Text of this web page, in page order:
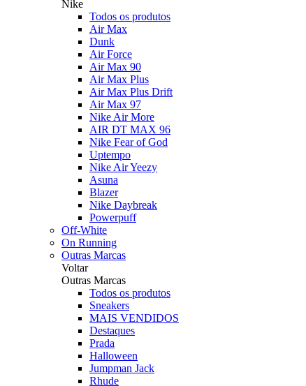
Nike
Todos os produtos
Air Max
Dunk
Air Force
Air Max 90
Air Max Plus
Air Max Plus Drift
Air Max 97
Nike Air More
AIR DT MAX 96
Nike Fear of God
Uptempo
Nike Air Yeezy
Asuna
Blazer
Nike Daybreak
Powerpuff
Off-White
On Running
Outras Marcas
Voltar
Outras Marcas
Todos os produtos
Sneakers
MAIS VENDIDOS
Destaques
Prada
Halloween
Jumpman Jack
Rhude